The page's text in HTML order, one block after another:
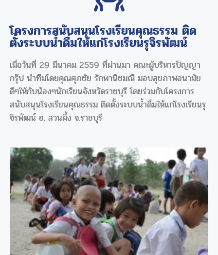
โครงการสนับสนุนโรงเรียนคุณธรรม ติด
ตั้งระบบน้ำดื่มให้แก่โรงเรียนรุจิรพัฒน์
เมื่อวันที่ 29 มีนาคม 2559 ที่ผ่านมา คณะผู้บริหารปัญญา
กรุ๊ป นำทีมโดยคุณศุภชัย รักพานิชมณี มอบสุขภาพอนามัย
ดีๆให้กับน้องๆนักเรียนจังหวัดราชบุรี โดยร่วมกับโครงการ
สนับสนุนโรงเรียนคุณธรรม ติดตั้งระบบน้ำดื่มให้แก่โรงเรียนรุ
จิรพัฒน์ อ. สวนผึ้ง จ.ราชบุรี